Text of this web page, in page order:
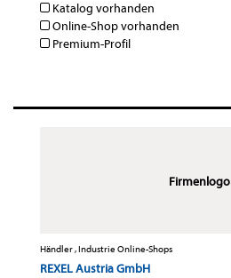
Katalog vorhanden
Online-Shop vorhanden
Premium-Profil
Firmenlogo
Händler , Industrie Online-Shops
REXEL Austria GmbH